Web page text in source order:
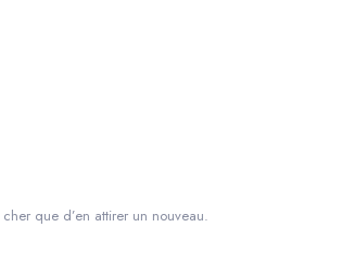
que d’en attirer un nouveau.